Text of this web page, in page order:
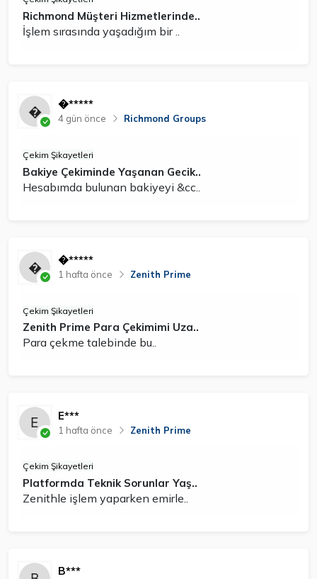
Richmond Müşteri Hizmetlerinde..
İşlem sırasında yaşadığım bir ..
�*****
4 gün önce Richmond Groups
Çekim Şikayetleri
Bakiye Çekiminde Yaşanan Gecik..
Hesabımda bulunan bakiyeyi &cc..
�*****
1 hafta önce Zenith Prime
Çekim Şikayetleri
Zenith Prime Para Çekimimi Uza..
Para çekme talebinde bu..
E***
1 hafta önce Zenith Prime
Çekim Şikayetleri
Platformda Teknik Sorunlar Yaş..
Zenithle işlem yaparken emirle..
B***